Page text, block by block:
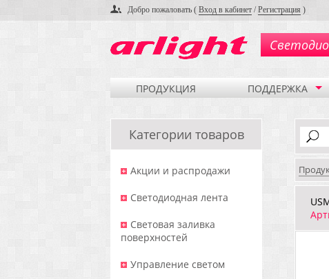
Добро пожаловать ( Вход в кабинет /Регистрация )
ПРОДУКЦИЯ ПОДДЕРЖКА
Категории товаров
Акции и распродажи
Светодиодная лента
Световая заливка
поверхностей
Управление светом